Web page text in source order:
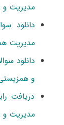
مدیریت و
دانلود
مدیریت
دانلود
و همزیستی
دریافت
مدیریت و